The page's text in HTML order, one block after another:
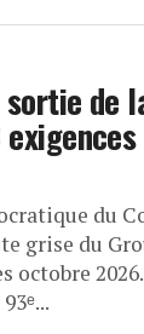
sortie de
du
grise du
octobre